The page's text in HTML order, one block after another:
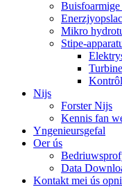
Mikro
Stipe-
Nijs
Forster Nijs
Kennis fan
Yngenieursgefal
Oer ús
Data
Kontakt mei ús